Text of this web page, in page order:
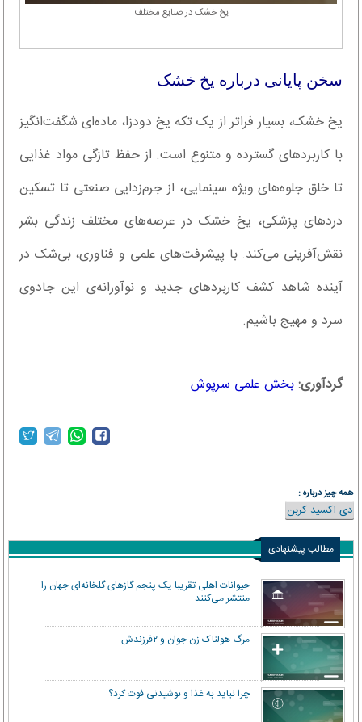
یخ خشک در صنایع مختلف
سخن پایانی درباره یخ خشک
یخ خشک، بسیار فراتر از یک تکه یخ دودزا، ماده‌ای شگفت‌انگیز
با کاربردهای گسترده و متنوع است. از حفظ تازگی مواد غذایی
تا خلق جلوه‌های ویژه سینمایی، از جرم‌زدایی صنعتی تا تسکین
دردهای پزشکی، یخ خشک در عرصه‌های مختلف زندگی بشر
نقش‌آفرینی می‌کند. با پیشرفت‌های علمی و فناوری، بی‌شک در
آینده شاهد کشف کاربردهای جدید و نوآورانه‌ی این جادوی
سرد و مهیج باشیم.
گردآوری:بخش علمی سرپوش
همه چیز درباره :
دی اکسید کربن
مطالب پیشنهادی
حیوانات اهلی تقریبا یک پنجم گازهای گلخانه‌ای جهان را
منتشر می‌کنند
مرگ هولناک زن جوان و ۲فرزندش
چرا نباید به غذا و نوشیدنی فوت کرد؟